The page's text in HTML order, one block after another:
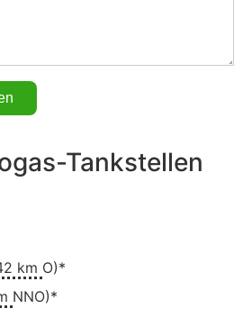
Tankstellen
km O)*
NNO)*